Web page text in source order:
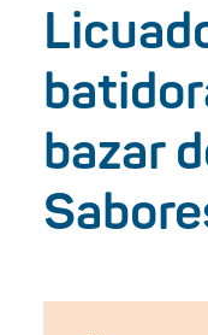
bazar